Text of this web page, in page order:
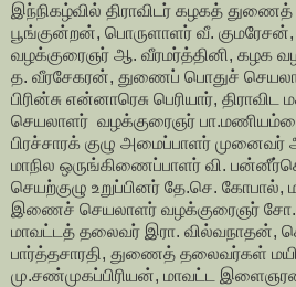
இந்நிகழ்வில் திராவிடர் கழகத்
பூங்குன்றன், பொருளாளர் வீ.
வழக்குரைஞர் ஆ. வீரமர்த்தினி, கழக
த. வீரசேகரன், துணைப் பொதுச்
பிரின்சு என்னாரெசு பெரியார்,
செயலாளர் வழக்குரைஞர் பா.மணியம்மை,
பிரச்சாரக் குழு அமைப்பாளர்
மாநில ஒருங்கிணைப்பாளர் வி.
செயற்குழு உறுப்பினர் தே.செ.
இணைச் செயலாளர் வழக்குரைஞர்
மாவட்டத் தலைவர் இரா. வில்வநாதன்,
பார்த்தசாரதி, துணைத் தலைவர்கள்
மு.சண்முகப்பிரியன், மாவட்ட